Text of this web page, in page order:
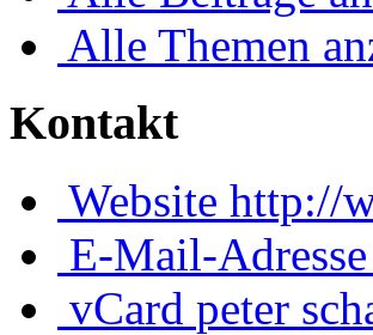
Alle Themen
Kontakt
Website http://
E-Mail-Adresse
vCard peter